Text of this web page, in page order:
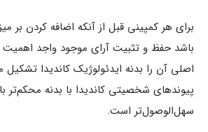
برای هر کمپینی قبل از آنکه اضافه کردن بر
باشد حفظ و تثبیت آرای موجود واجد
اصلی آن را بدنه ایدئولوژیک کاندیدا
پیوندهای شخصیتی کاندیدا با بدنه محکم‌تر
سهل‌الوصول‌تر است.